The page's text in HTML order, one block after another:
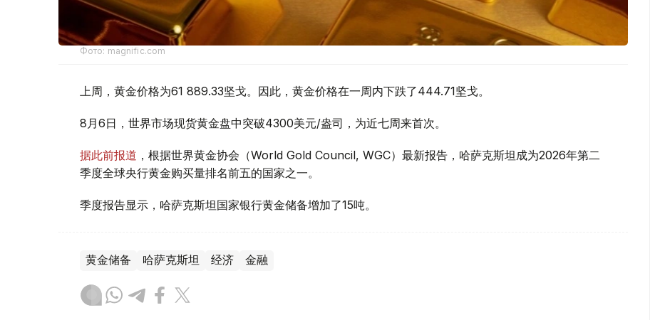
Фото: magnific.com
上周，黄金价格为61 889.33坚戈。因此，黄金价格在一周内下跌了444.71坚戈。
8月6日，世界市场现货黄金盘中突破4300美元/盎司，为近七周来首次。
据此前报道 ，根据世界黄金协会（World Gold Council, WGC）最新报告，哈萨克斯坦成为2026年第二
季度全球央行黄金购买量排名前五的国家之一。
季度报告显示，哈萨克斯坦国家银行黄金储备增加了15吨。
黄金储备 哈萨克斯坦 经济 金融